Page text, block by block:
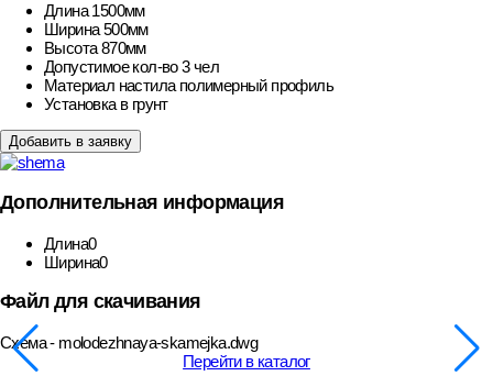
Длина 1500мм
Ширина 500мм
Высота 870мм
Допустимое кол-во 3 чел
Материал настила полимерный профиль
Установка в грунт
Добавить в заявку
Дополнительная информация
Длина0
Ширина0
Файл для скачивания
Схема - molodezhnaya-skamejka.dwg
Перейти в каталог